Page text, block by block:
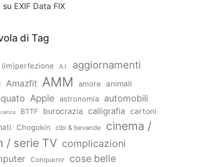
su EXIF Data FIX
di Tag
(im)perfezione A.I. aggiornamenti
Amazfit AMM amore animali
Apple astronomia automobili
BTTF burocrazia calligrafia
cartoni
Chogokin cibi & bevande
cinema /
/ serie TV complicazioni
Conqueror cose belle